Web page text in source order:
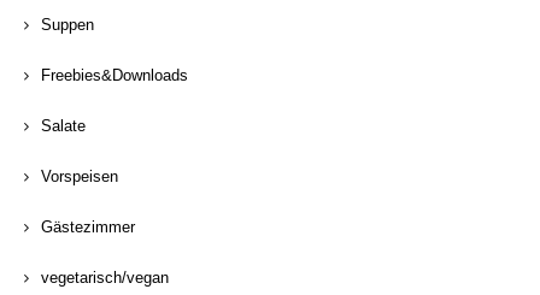
Suppen
Freebies&Downloads
Salate
Vorspeisen
Gästezimmer
vegetarisch/vegan